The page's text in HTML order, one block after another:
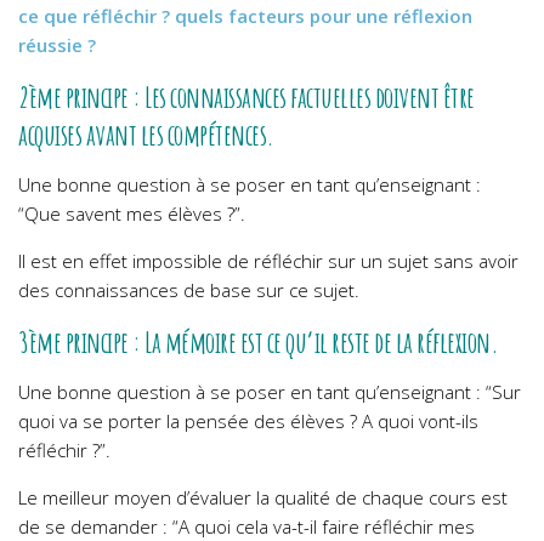
ce que réfléchir ? quels facteurs pour une réflexion
réussie ?
2ème principe : Les connaissances factuelles doivent être
acquises avant les compétences.
Une bonne question à se poser en tant qu’enseignant :
“Que savent mes élèves ?”.
Il est en effet impossible de réfléchir sur un sujet sans avoir
des connaissances de base sur ce sujet.
3ème principe : La mémoire est ce qu’il reste de la réflexion.
Une bonne question à se poser en tant qu’enseignant : “Sur
quoi va se porter la pensée des élèves ? A quoi vont-ils
réfléchir ?”.
Le meilleur moyen d’évaluer la qualité de chaque cours est
de se demander : “A quoi cela va-t-il faire réfléchir mes